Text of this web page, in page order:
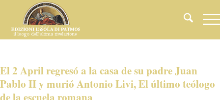
El 2 April regresó a la casa de su padre Juan
Pablo II y murió Antonio Livi, El último teólogo
de la escuela romana